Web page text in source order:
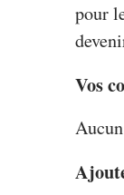
pour
Vos